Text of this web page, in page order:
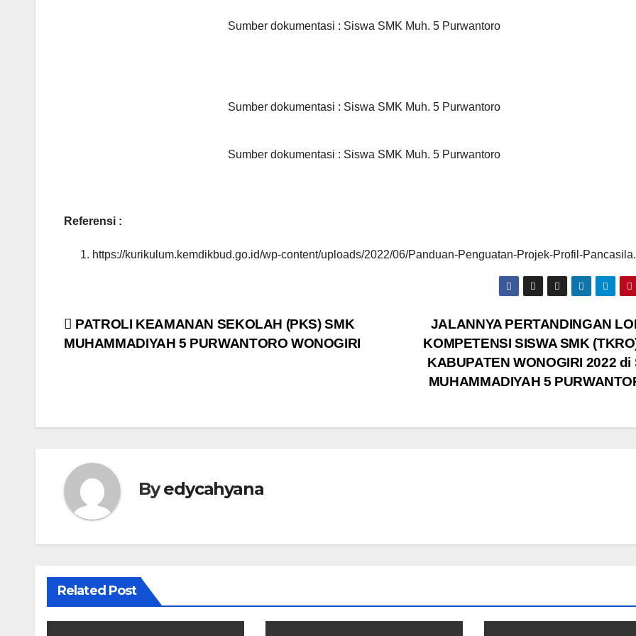
Sumber dokumentasi : Siswa SMK Muh. 5 Purwantoro
Sumber dokumentasi : Siswa SMK Muh. 5 Purwantoro
Sumber dokumentasi : Siswa SMK Muh. 5 Purwantoro
Referensi :
https://kurikulum.kemdikbud.go.id/wp-content/uploads/2022/06/Panduan-Penguatan-Projek-Profil-
Post
JALANNYA PERTANDINGAN
KOMPETENSI SISWA SMK
KABUPATEN WONOGIRI 2022 di
MUHAMMADIYAH 5
PATROLI KEAMANAN SEKOLAH (PKS) SMK
MUHAMMADIYAH 5 PURWANTORO WONOGIRI
Byedycahyana
Related Post